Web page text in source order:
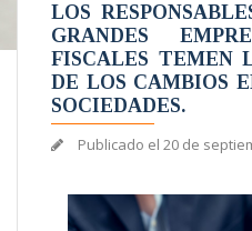
LOS
GRANDES
FISCALES TEMEN
DE LOS CAMBIOS
SOCIEDADES.
Publicado el 20 de